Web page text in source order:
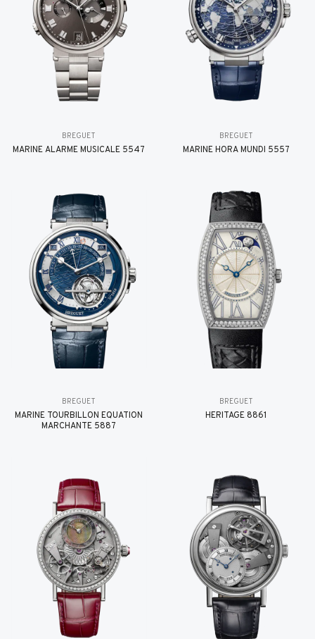
BREGUET
MARINE ALARME MUSICALE 5547
BREGUET
MARINE HORA MUNDI 5557
BREGUET
MARINE TOURBILLON ÉQUATION
MARCHANTE 5887
BREGUET
HÉRITAGE 8861